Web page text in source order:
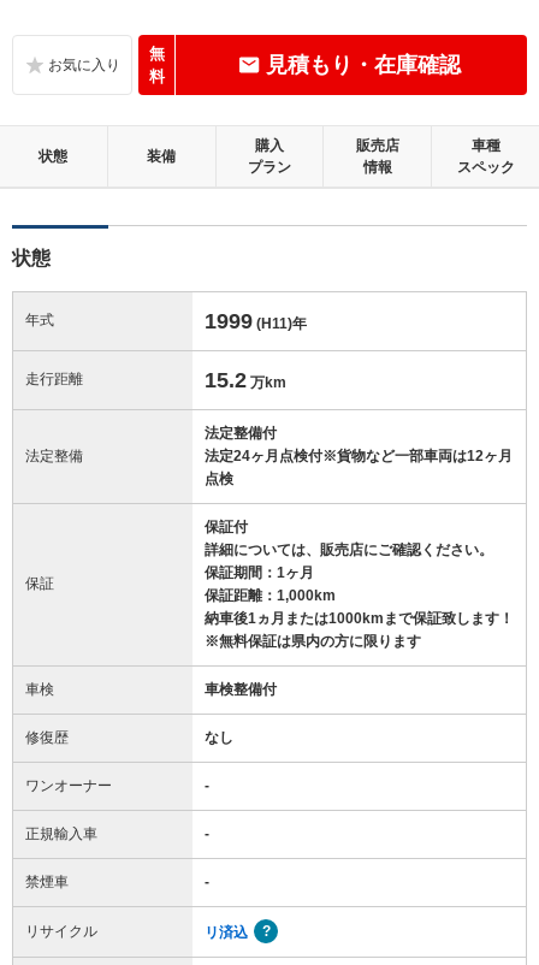
無
料
見積もり・在庫確認
状態 装備
購入
プラン
販売店
情報
車種
スペック
状態
年式 1999 (H11)年
走行距離 15.2 万km
法定整備
法定整備付
法定24ヶ月点検付※貨物など一部車両は12ヶ月
点検
保証
保証付
詳細については、販売店にご確認ください。
保証期間：1ヶ月
保証距離：1,000km
納車後1ヵ月または1000kmまで保証致します！
※無料保証は県内の方に限ります
車検 車検整備付
修復歴 なし
ワンオーナー -
正規輸入車 -
禁煙車 -
リサイクル リ済込